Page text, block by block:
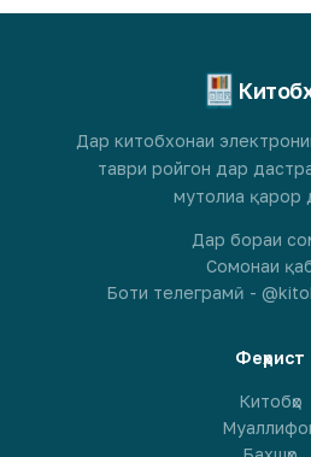
Дар китобхонаи
таври ройгон дар
мутолиа қарор
Дар бораи
Сомонаи
Боти телеграмӣ -
Феҳрист
Китобҳо